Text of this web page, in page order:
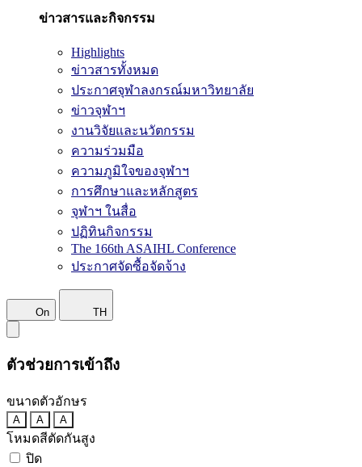
ข่าวสารและกิจกรรม
Highlights
ข่าวสารทั้งหมด
ประกาศจุฬาลงกรณ์มหาวิทยาลัย
ข่าวจุฬาฯ
งานวิจัยและนวัตกรรม
ความร่วมมือ
ความภูมิใจของจุฬาฯ
การศึกษาและหลักสูตร
จุฬาฯ ในสื่อ
ปฏิทินกิจกรรม
The 166th ASAIHL Conference
ประกาศจัดซื้อจัดจ้าง
On TH
ตัวช่วยการเข้าถึง
ขนาดตัวอักษร
A A A
โหมดสีตัดกันสูง
ปิด